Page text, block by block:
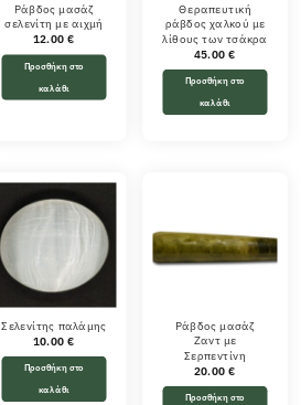
Ράβδος μασάζ
σελενίτη με αιχμή
12.00€
Προσθήκη στο
καλάθι
Θεραπευτική
ράβδος χαλκού με
λίθους των τσάκρα
45.00€
Προσθήκη στο
καλάθι
Σελενίτης παλάμης
10.00€
Προσθήκη στο
καλάθι
Ράβδος μασάζ
Ζαντ με
Σερπεντίνη
20.00€
Προσθήκη στο